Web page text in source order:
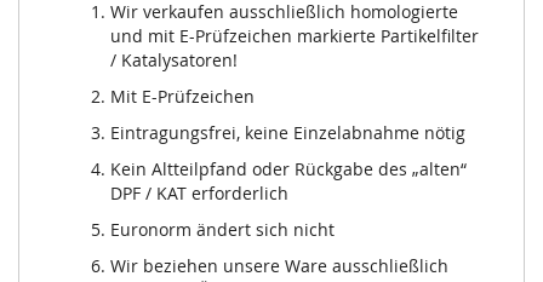
Wir verkaufen ausschließlich homologierte
und mit E-Prüfzeichen markierte Partikelfilter
/ Katalysatoren!
Mit E-Prüfzeichen
Eintragungsfrei, keine Einzelabnahme nötig
Kein Altteilpfand oder Rückgabe des „alten“
DPF / KAT erforderlich
Euronorm ändert sich nicht
Wir beziehen unsere Ware ausschließlich